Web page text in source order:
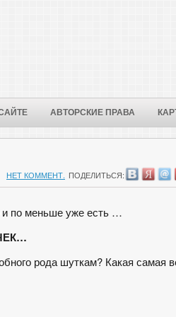
АВТОРСКИЕ ПРАВА
НЕТ КОММЕНТ. ПОДЕЛИТЬСЯ:
по меньше уже есть …
рода шуткам? Какая самая